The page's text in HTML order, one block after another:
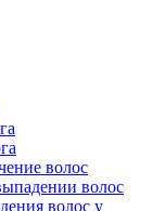
волос
волос
волос у